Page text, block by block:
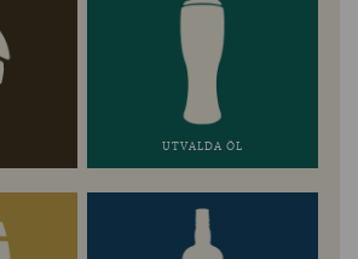
UTVALDA ÖL